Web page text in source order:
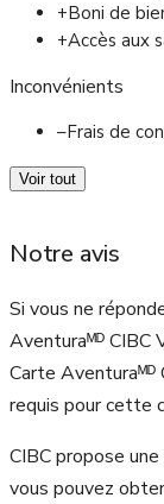
+Boni de
+Accès aux
Inconvénients
–Frais de
Voir tout
Notre avis
Si vous ne
Aventuraᴹᴰ CIBC
Carte Aventuraᴹᴰ
requis pour cette
CIBC propose une
vous pouvez